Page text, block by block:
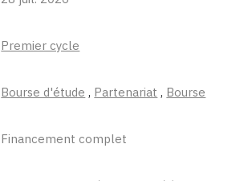
Premier cycle
Bourse d'étude , Partenariat , Bourse
Financement complet